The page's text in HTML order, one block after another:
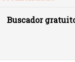
Buscador